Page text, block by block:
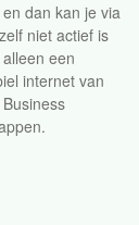
dan kan je via
niet actief is
een
internet van